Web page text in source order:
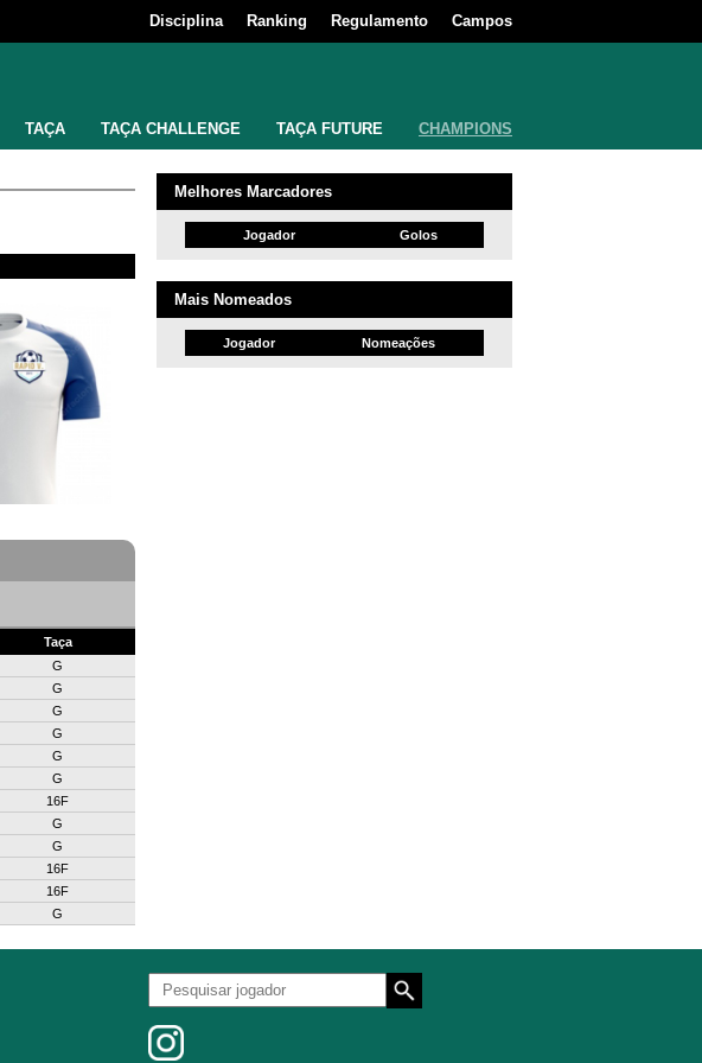
Disciplina Ranking Regulamento Campos
TAÇA TAÇA CHALLENGE TAÇA FUTURE CHAMPIONS
Taça
G
G
G
G
G
G
16F
G
G
16F
16F
G
Melhores Marcadores
Jogador Golos
Mais Nomeados
Jogador Nomeações